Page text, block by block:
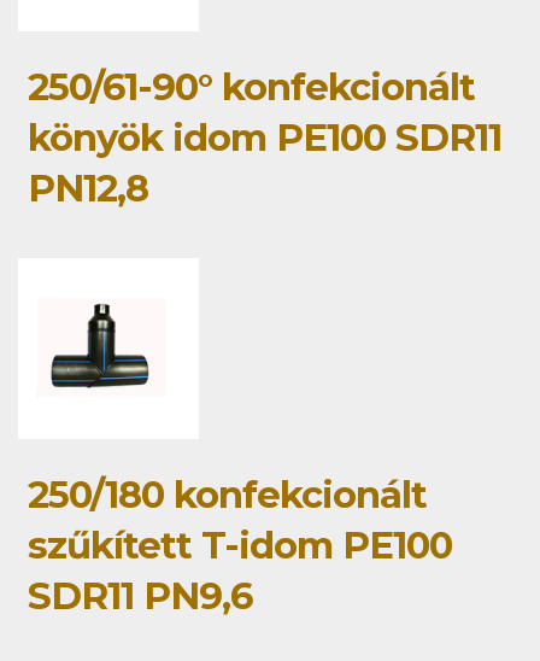
250/61-90° konfekcionált
könyök idom PE100 SDR11
PN12,8
250/180 konfekcionált
szűkített T-idom PE100
SDR11 PN9,6